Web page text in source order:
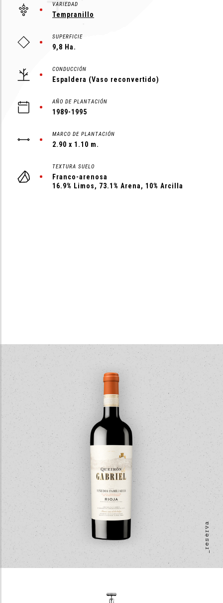
VARIEDAD
Tempranillo
SUPERFICIE
9,8 Ha.
CONDUCCIÓN
Espaldera (Vaso reconvertido)
AÑO DE PLANTACIÓN
1989-1995
MARCO DE PLANTACIÓN
2.90 x 1.10 m.
TEXTURA SUELO
Franco-arenosa
16.9% Limos, 73.1% Arena, 10% Arcilla
_reserva